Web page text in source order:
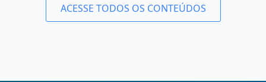
ACESSE TODOS OS CONTEÚDOS